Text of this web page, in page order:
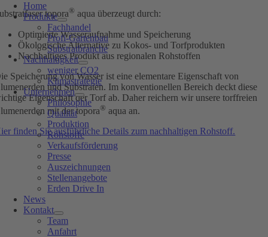
Home
Produkte
Fachhandel
Profi-Gartenbau
Substratbranche
Nachhaltigkeit
weniger CO2
Klimastrategie
Unternehmen
Philosophie
Qualität
Produktion
Rohstoffe
Verkaufsförderung
Presse
Auszeichnungen
Stellenangebote
Erden Drive In
News
Kontakt
Team
Anfahrt
topora® aqua überzeugt durch:
Optimierte Wasseraufnahme und Speicherung
Ökologische Alternative zu Kokos- und Torfprodukten
Nachhaltiges Produkt aus regionalen Rohstoffen
Speicherung von Wasser ist eine elementare Eigenschaft von
und Substraten. Im konventionellen Bereich deckt diese
Eigenschaft der Torf ab. Daher reichern wir unsere torffreien
mit der topora® aqua an.
finden Sie ausführliche Details zum nachhaltigen Rohstoff.